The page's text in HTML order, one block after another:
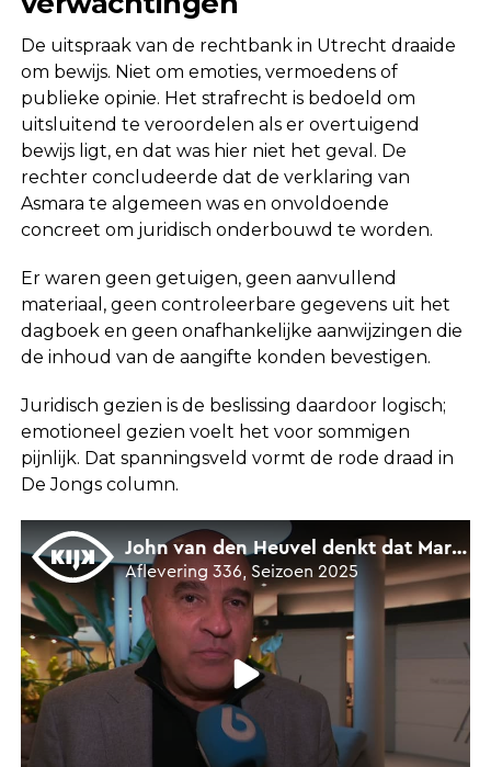
De uitspraak van de rechtbank in Utrecht draaide
om bewijs. Niet om emoties, vermoedens of
publieke opinie. Het strafrecht is bedoeld om
uitsluitend te veroordelen als er overtuigend
bewijs ligt, en dat was hier niet het geval. De
rechter concludeerde dat de verklaring van
Asmara te algemeen was en onvoldoende
concreet om juridisch onderbouwd te worden.
Er waren geen getuigen, geen aanvullend
materiaal, geen controleerbare gegevens uit het
dagboek en geen onafhankelijke aanwijzingen die
de inhoud van de aangifte konden bevestigen.
Juridisch gezien is de beslissing daardoor logisch;
emotioneel gezien voelt het voor sommigen
pijnlijk. Dat spanningsveld vormt de rode draad in
De Jongs column.